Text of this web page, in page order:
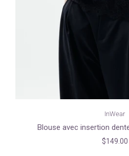
InWear
Blouse avec insertion
$149.00